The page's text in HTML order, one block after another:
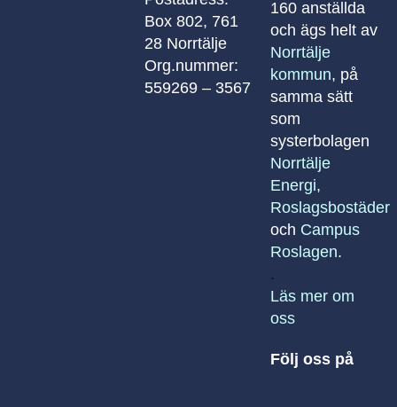
Box 802, 761
28 Norrtälje
Org.nummer:
559269 – 3567
160 anställda
och ägs helt av
Norrtälje
kommun, på
samma sätt
som
systerbolagen
Norrtälje
Energi,
Roslagsbostäder
och Campus
Roslagen.
.
Läs mer om
oss
Följ oss på